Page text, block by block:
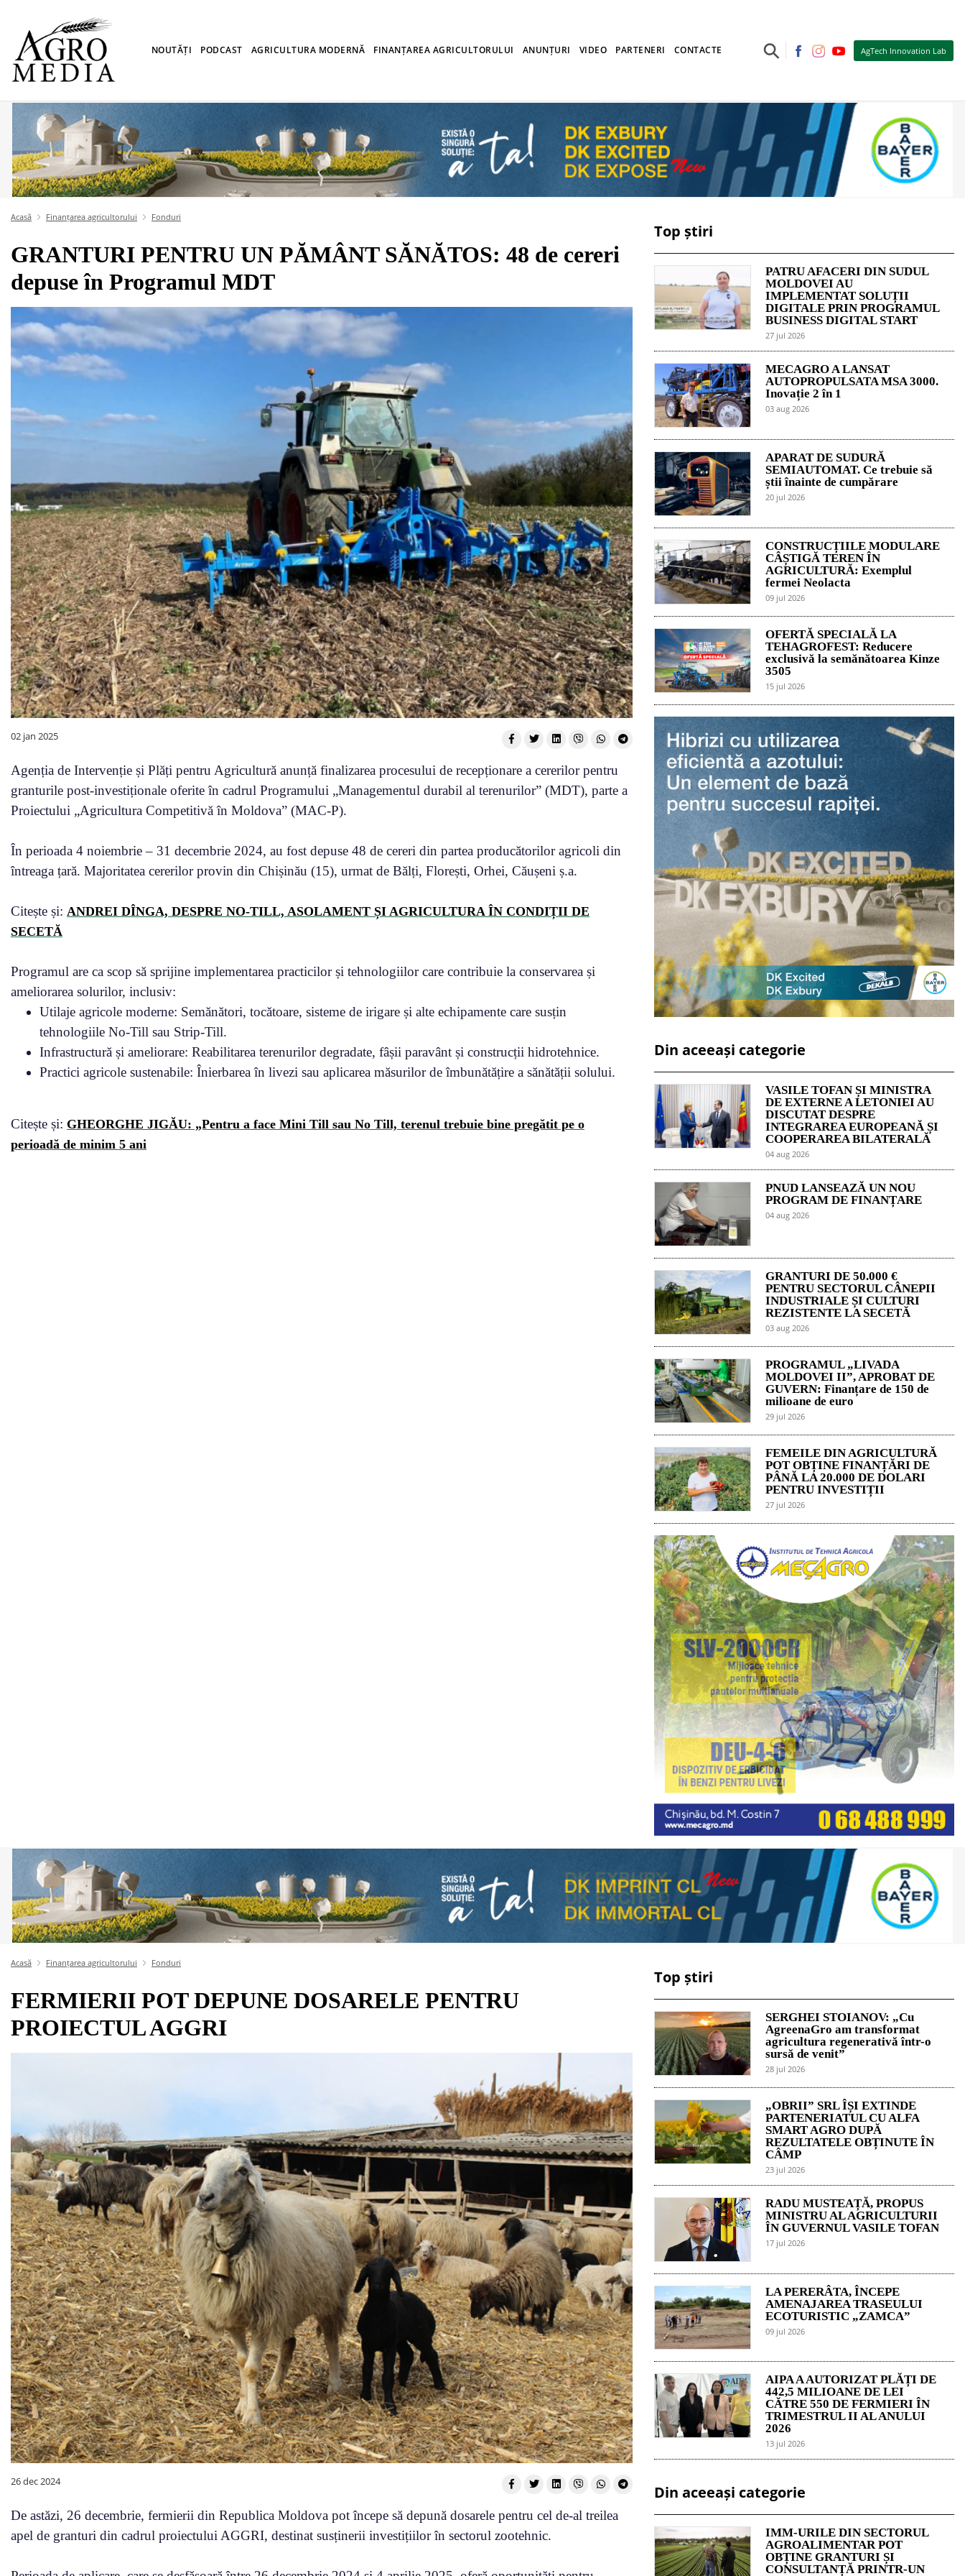
NOUTĂȚI PODCAST AGRICULTURA MODERNĂ FINANȚAREA AGRICULTORULUI ANUNȚURI VIDEO PARTENERI CONTACTE ⚲ AgTech Innovation Lab
Acasă Finanțarea agricultorului Fonduri
GRANTURI PENTRU UN PĂMÂNT SĂNĂTOS: 48 de cereri
depuse în Programul MDT
02 jan 2025
Agenția de Intervenție și Plăți pentru Agricultură anunță finalizarea procesului de recepționare a cererilor pentru
granturile post-investiționale oferite în cadrul Programului „Managementul durabil al terenurilor” (MDT), parte a
Proiectului „Agricultura Competitivă în Moldova” (MAC-P).
În perioada 4 noiembrie – 31 decembrie 2024, au fost depuse 48 de cereri din partea producătorilor agricoli din
întreaga țară. Majoritatea cererilor provin din Chișinău (15), urmat de Bălți, Florești, Orhei, Căușeni ș.a.
Citește și: ANDREI DÎNGA, DESPRE NO-TILL, ASOLAMENT ȘI AGRICULTURA ÎN CONDIȚII DE
SECETĂ
Programul are ca scop să sprijine implementarea practicilor și tehnologiilor care contribuie la conservarea și
ameliorarea solurilor, inclusiv:
Utilaje agricole moderne: Semănători, tocătoare, sisteme de irigare și alte echipamente care susțin
tehnologiile No-Till sau Strip-Till.
Infrastructură și ameliorare: Reabilitarea terenurilor degradate, fâșii paravânt și construcții hidrotehnice.
Practici agricole sustenabile: Înierbarea în livezi sau aplicarea măsurilor de îmbunătățire a sănătății solului.
Citește și: GHEORGHE JIGĂU: „Pentru a face Mini Till sau No Till, terenul trebuie bine pregătit pe o
perioadă de minim 5 ani
Top știri
PATRU AFACERI DIN SUDUL
MOLDOVEI AU
IMPLEMENTAT SOLUȚII
DIGITALE PRIN PROGRAMUL
BUSINESS DIGITAL START
27 jul 2026
MECAGRO A LANSAT
AUTOPROPULSATA MSA 3000.
Inovație 2 în 1
03 aug 2026
APARAT DE SUDURĂ
SEMIAUTOMAT. Ce trebuie să
știi înainte de cumpărare
20 jul 2026
CONSTRUCȚIILE MODULARE
CÂȘTIGĂ TEREN ÎN
AGRICULTURĂ: Exemplul
fermei Neolacta
09 jul 2026
OFERTĂ SPECIALĂ LA
TEHAGROFEST: Reducere
exclusivă la semănătoarea Kinze
3505
15 jul 2026
Din aceeași categorie
VASILE TOFAN ȘI MINISTRA
DE EXTERNE A LETONIEI AU
DISCUTAT DESPRE
INTEGRAREA EUROPEANĂ ȘI
COOPERAREA BILATERALĂ
04 aug 2026
PNUD LANSEAZĂ UN NOU
PROGRAM DE FINANȚARE
04 aug 2026
GRANTURI DE 50.000 €
PENTRU SECTORUL CÂNEPII
INDUSTRIALE ȘI CULTURI
REZISTENTE LA SECETĂ
03 aug 2026
PROGRAMUL „LIVADA
MOLDOVEI II”, APROBAT DE
GUVERN: Finanțare de 150 de
milioane de euro
29 jul 2026
FEMEILE DIN AGRICULTURĂ
POT OBȚINE FINANȚĂRI DE
PÂNĂ LA 20.000 DE DOLARI
PENTRU INVESTIȚII
27 jul 2026
Acasă Finanțarea agricultorului Fonduri
FERMIERII POT DEPUNE DOSARELE PENTRU
PROIECTUL AGGRI
26 dec 2024
De astăzi, 26 decembrie, fermierii din Republica Moldova pot începe să depună dosarele pentru cel de-al treilea
apel de granturi din cadrul proiectului AGGRI, destinat susținerii investițiilor în sectorul zootehnic.
Top știri
SERGHEI STOIANOV: „Cu
AgreenaGro am transformat
agricultura regenerativă într-o
sursă de venit”
28 jul 2026
„OBRII” SRL ÎȘI EXTINDE
PARTENERIATUL CU ALFA
SMART AGRO DUPĂ
REZULTATELE OBȚINUTE ÎN
CÂMP
23 jul 2026
RADU MUSTEAȚĂ, PROPUS
MINISTRU AL AGRICULTURII
ÎN GUVERNUL VASILE TOFAN
17 jul 2026
LA PERERÂTA, ÎNCEPE
AMENAJAREA TRASEULUI
ECOTURISTIC „ZAMCA”
09 jul 2026
AIPA A AUTORIZAT PLĂȚI DE
442,5 MILIOANE DE LEI
CĂTRE 550 DE FERMIERI ÎN
TRIMESTRUL II AL ANULUI
2026
13 jul 2026
Din aceeași categorie
IMM-URILE DIN SECTORUL
AGROALIMENTAR POT
OBȚINE GRANTURI ȘI
CONSULTANȚĂ PRINTR-UN